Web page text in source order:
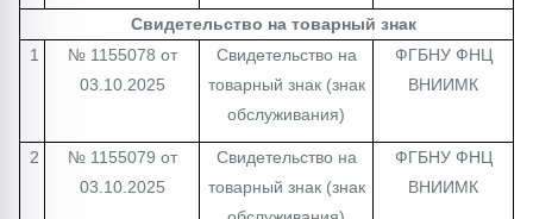
Свидетельство на товарный знак
1
№ 1155078 от
03.10.2025
Свидетельство на
товарный знак (знак
обслуживания)
ФГБНУ ФНЦ
ВНИИМК
2
№ 1155079 от
03.10.2025
Свидетельство на
товарный знак (знак
ФГБНУ ФНЦ
ВНИИМК